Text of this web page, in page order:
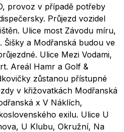
provoz v případě potřeby
Průjezd vozidel
Ulice most Závodu míru,
Šišky a Modřanská budou ve
Ulice Mezi Vodami,
Areál Hamr a Golf &
zůstanou přístupné
v křižovatkách Modřanská
x V Náklích,
exilu. Ulice U
U Klubu, Okružní, Na